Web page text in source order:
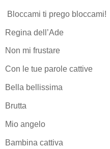
Bloccami ti prego bloccami!
Regina dell’Ade
Non mi frustare
Con le tue parole cattive
Bella bellissima
Brutta
Mio angelo
Bambina cattiva